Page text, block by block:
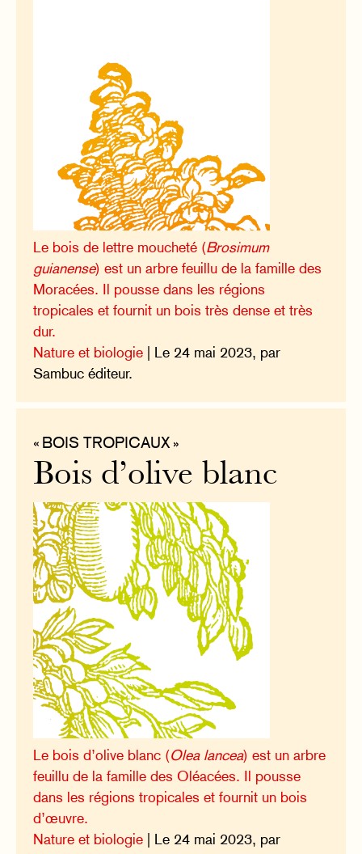
Le bois de lettre moucheté (Brosimum
guianense) est un arbre feuillu de la famille des
Moracées. Il pousse dans les régions
tropicales et fournit un bois très dense et très
dur.
Nature et biologie | Le 24 mai 2023, par
Sambuc éditeur.
« BOIS TROPICAUX »
Bois d’olive blanc
Le bois d’olive blanc (Olea lancea) est un arbre
feuillu de la famille des Oléacées. Il pousse
dans les régions tropicales et fournit un bois
d’œuvre.
Nature et biologie | Le 24 mai 2023, par